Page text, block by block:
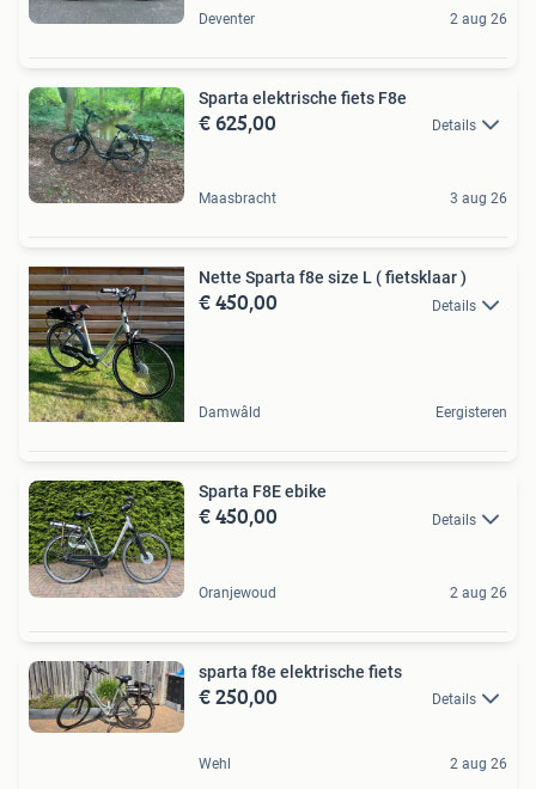
Deventer 2 aug 26
Sparta elektrische fiets F8e
€ 625,00 Details
Maasbracht 3 aug 26
Nette Sparta f8e size L ( fietsklaar )
€ 450,00 Details
Damwâld Eergisteren
Sparta F8E ebike
€ 450,00 Details
Oranjewoud 2 aug 26
sparta f8e elektrische fiets
€ 250,00 Details
Wehl 2 aug 26